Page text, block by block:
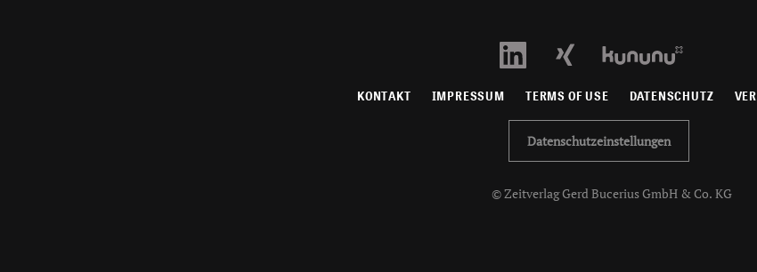
KONTAKT IMPRESSUM TERMS OF USE DATENSCHUTZ
Datenschutzeinstellungen
© Zeitverlag Gerd Bucerius GmbH & Co. KG